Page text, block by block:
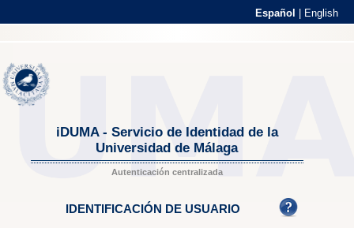
Español English
iDUMA - Servicio de Identidad de la
Universidad de Málaga
Autenticación centralizada
IDENTIFICACIÓN DE USUARIO